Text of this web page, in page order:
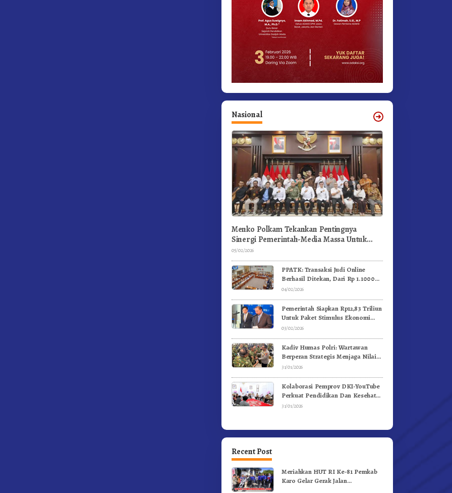
Nasional
Menko Polkam Tekankan Pentingnya
Sinergi Pemerintah-Media Massa Untuk
Jaga Stabilitas Bangsa
05/02/2026
PPATK: Transaksi Judi Online
Berhasil Ditekan, Dari Rp 1.1000
Triliun Menjadi Rp 268 Triliun
04/02/2026
Pemerintah Siapkan Rp12,83 Triliun
Untuk Paket Stimulus Ekonomi
Kuartal I-2026
03/02/2026
Kadiv Humas Polri: Wartawan
Berperan Strategis Menjaga Nilai
Kebangsaan, Demokrasi, dan NKRI
31/01/2026
Kolaborasi Pemprov DKI-YouTube
Perkuat Pendidikan Dan Kesehatan
Mental
31/01/2026
Recent Post
Meriahkan HUT RI Ke-81 Pemkab
Karo Gelar Gerak Jalan